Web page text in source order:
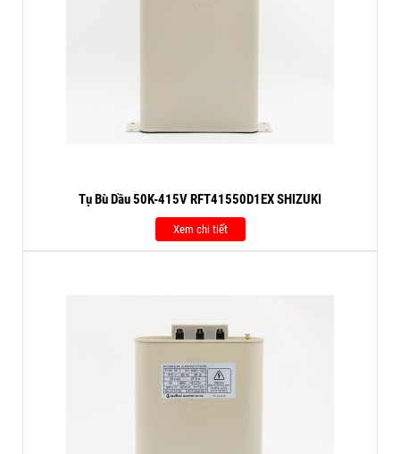
Tụ Bù Dầu 50K-415V RFT41550D1EX SHIZUKI
Xem chi tiết